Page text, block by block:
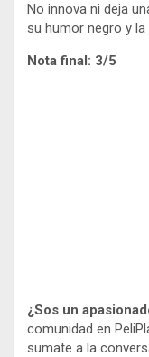
No innova ni deja
su humor negro y
Nota final: 3/5
¿Sos un
comunidad en
sumate a la